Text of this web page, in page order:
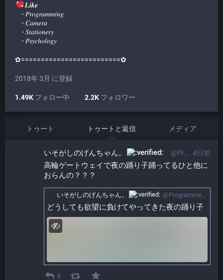
𝑳𝒊𝒌𝒆
- 𝑃𝑟𝑜𝑔𝑟𝑎𝑚𝑚𝑖𝑛𝑔
- 𝐶𝑎𝑚𝑒𝑟𝑎
- 𝑆𝑡𝑎𝑡𝑖𝑜𝑛𝑒𝑟𝑦
- 𝑃𝑠𝑦𝑐ℎ𝑜𝑙𝑜𝑔𝑦
✿=========================✿
2018年 3月 に登録
1.49K フォロー中 2.2K フォロワー
トゥート トゥートと返信 メディア
4日前
いそがしのげんちゃん。​ @ProgrammerGenboo@itabashi.0j0.jp
高輪ゲートウェイで夜の踊り子踊ってるひと他に
おらんの？？？
いそがしのげんちゃん。​ @ProgrammerGenboo@itabashi.0j0.jp
どうしても欲望に負けてやってきた夜の踊り子
0